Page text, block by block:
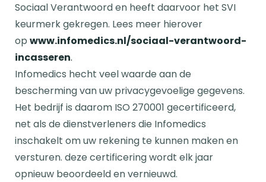
Sociaal Verantwoord en heeft daarvoor het SVI
keurmerk gekregen. Lees meer hierover
op www.infomedics.nl/sociaal-verantwoord-
incasseren.
Infomedics hecht veel waarde aan de
bescherming van uw privacygevoelige gegevens.
Het bedrijf is daarom ISO 270001 gecertificeerd,
net als de dienstverleners die Infomedics
inschakelt om uw rekening te kunnen maken en
versturen. deze certificering wordt elk jaar
opnieuw beoordeeld en vernieuwd.